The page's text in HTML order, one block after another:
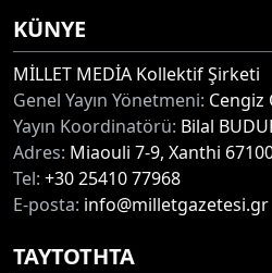
KÜNYE
MİLLET MEDİA Kollektif Şirketi
Genel Yayın Yönetmeni: Cengiz
Yayın Koordinatörü: Bilal
Adres: Miaouli 7-9, Xanthi
Tel: +30 25410 77968
E-posta: info@milletgazetesi.gr
ΤΑΥΤΟΤΗΤΑ